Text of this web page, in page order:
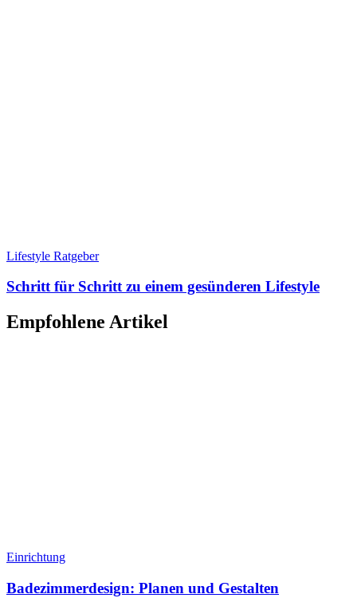
Lifestyle Ratgeber
Schritt für Schritt zu einem gesünderen Lifestyle
Empfohlene Artikel
Einrichtung
Badezimmerdesign: Planen und Gestalten